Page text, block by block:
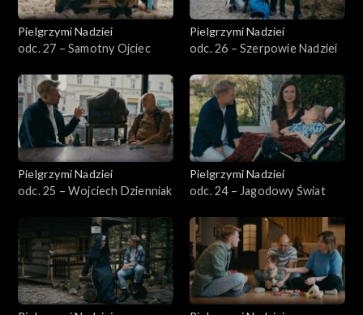
Pielgrzymi Nadziei
odc. 27 – Samotny Ojciec
Pielgrzymi Nadziei
odc. 26 – Szerpowie Nadziei
Pielgrzymi Nadziei
odc. 25 – Wojciech Dzienniak
Pielgrzymi Nadziei
odc. 24 – Jagodowy Świat